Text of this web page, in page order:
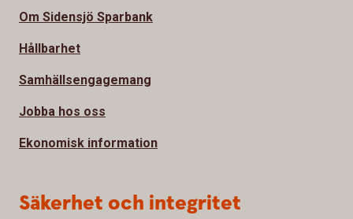
Om Sidensjö Sparbank
Hållbarhet
Samhällsengagemang
Jobba hos oss
Ekonomisk information
Säkerhet och integritet